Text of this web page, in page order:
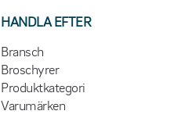
HANDLA EFTER
Bransch
Broschyrer
Produktkategori
Varumärken